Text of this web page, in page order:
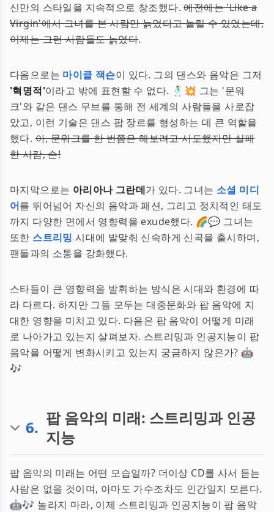
신만의 스타일을 지속적으로 창조했다.예전에는 'Like a
Virgin'에서 그녀를 본 사람만 늙었다고 놀릴 수 있었는데,
이제는 그런 사람들도 늙었다.
다음으로는 마이클 잭슨이 있다. 그의 댄스와 음악은 그저
'혁명적'이라고 밖에 표현할 수 없다. 🕺💥 그는 '문워
크'와 같은 댄스 무브를 통해 전 세계의 사람들을 사로잡
았고, 이런 기술은 댄스 팝 장르를 형성하는 데 큰 역할을
했다.아, 문워크를 한 번쯤은 해보려고 시도했지만 실패
한 사람, 손!
마지막으로는 아리아나 그란데가 있다. 그녀는 소셜 미디
어를 뛰어넘어 자신의 음악과 패션, 그리고 정치적인 태도
까지 다양한 면에서 영향력을 exude했다. 🌈💬 그녀는
또한 스트리밍 시대에 발맞춰 신속하게 신곡을 출시하며,
팬들과의 소통을 강화했다.
스타들이 큰 영향력을 발휘하는 방식은 시대와 환경에 따
라 다르다. 하지만 그들 모두는 대중문화와 팝 음악에 지
대한 영향을 미치고 있다. 다음은 팝 음악이 어떻게 미래
로 나아가고 있는지 살펴보자. 스트리밍과 인공지능이 팝
음악을 어떻게 변화시키고 있는지 궁금하지 않은가? 🤖
🎶
6. 팝 음악의 미래: 스트리밍과 인공
지능
팝 음악의 미래는 어떤 모습일까? 더이상 CD를 사서 듣는
사람은 없을 것이며, 아마도 가수조차도 인간일지 모른다.
🤖🎶 놀라지 마라, 이제 스트리밍과 인공지능이 팝 음악